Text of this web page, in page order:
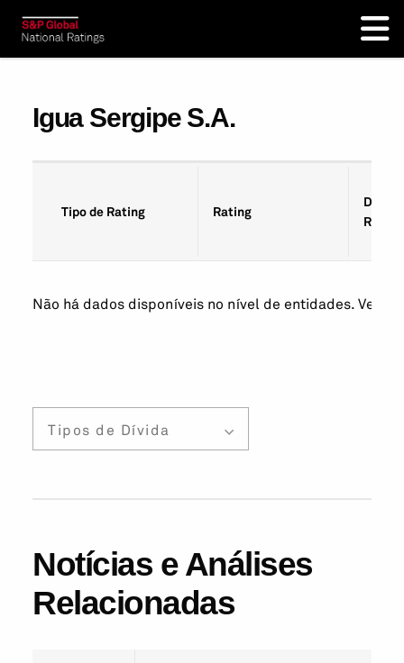
Igua Sergipe S.A.
Tipo de Rating Rating
Data
Rating
Não há dados disponíveis no nível de entidades. Veja
Tipos de Dívida
Notícias e Análises
Relacionadas